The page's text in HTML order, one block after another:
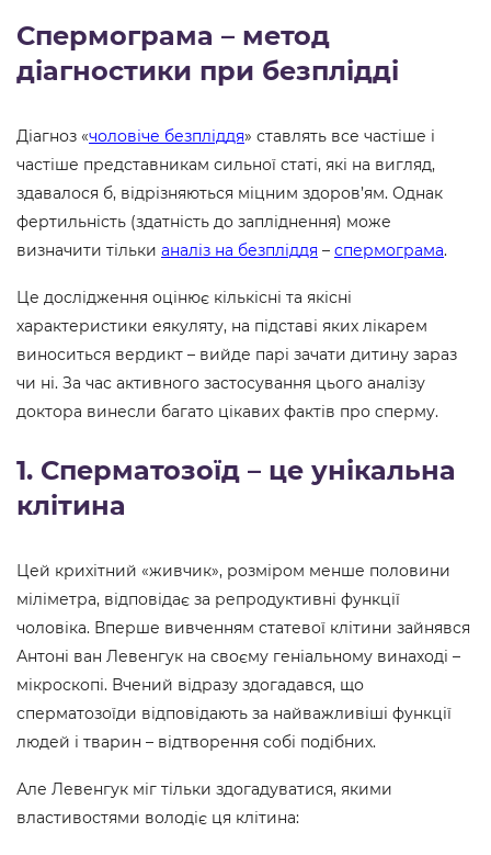
Спермограма – метод
діагностики при безплідді
Діагноз «чоловіче безпліддя» ставлять все частіше і
частіше представникам сильної статі, які на вигляд,
здавалося б, відрізняються міцним здоров’ям. Однак
фертильність (здатність до запліднення) може
визначити тільки аналіз на безпліддя – спермограма.
Це дослідження оцінює кількісні та якісні
характеристики еякуляту, на підставі яких лікарем
виноситься вердикт – вийде парі зачати дитину зараз
чи ні. За час активного застосування цього аналізу
доктора винесли багато цікавих фактів про сперму.
1. Сперматозоїд – це унікальна
клітина
Цей крихітний «живчик», розміром менше половини
міліметра, відповідає за репродуктивні функції
чоловіка. Вперше вивченням статевої клітини зайнявся
Антоні ван Левенгук на своєму геніальному винаході –
мікроскопі. Вчений відразу здогадався, що
сперматозоїди відповідають за найважливіші функції
людей і тварин – відтворення собі подібних.
Але Левенгук міг тільки здогадуватися, якими
властивостями володіє ця клітина: